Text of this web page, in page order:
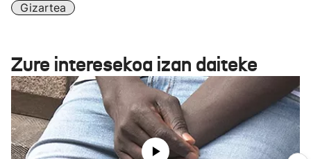
Gizartea
Zure interesekoa izan daiteke